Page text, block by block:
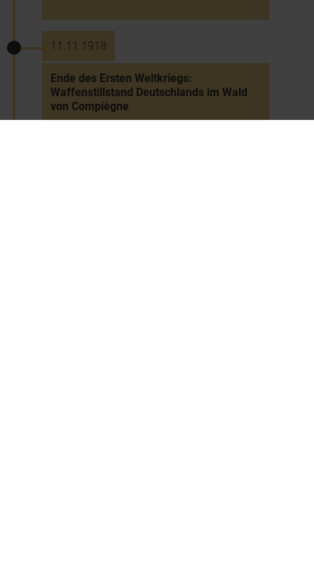
11.11.1918
Ende des Ersten Weltkriegs:
Waffenstillstand Deutschlands im Wald
von Compiègne